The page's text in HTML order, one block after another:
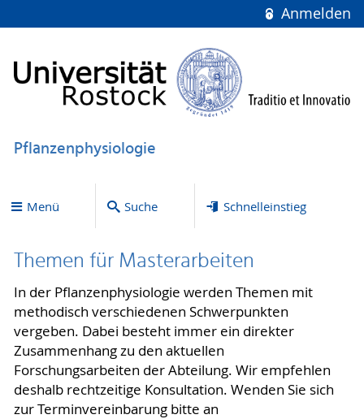
Anmelden
Pflanzenphysiologie
Menü Suche Schnelleinstieg
Themen für Masterarbeiten
In der Pflanzenphysiologie werden Themen mit
methodisch verschiedenen Schwerpunkten
vergeben. Dabei besteht immer ein direkter
Zusammenhang zu den aktuellen
Forschungsarbeiten der Abteilung. Wir empfehlen
deshalb rechtzeitige Konsultation. Wenden Sie sich
zur Terminvereinbarung bitte an